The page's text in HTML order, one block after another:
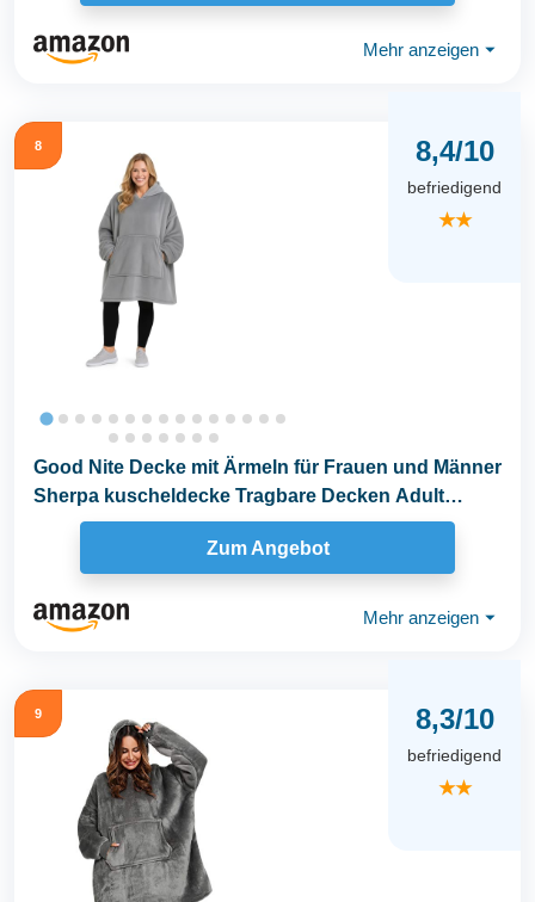
Mehr anzeigen ⏷
8 8,4/10
befriedigend
★★
Good Nite Decke mit Ärmeln für Frauen und Männer
Sherpa kuscheldecke Tragbare Decken Adult
Cosy...
Zum Angebot
Mehr anzeigen ⏷
9 8,3/10
befriedigend
★★